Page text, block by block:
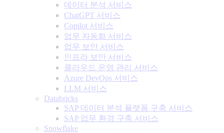
데이터 분석 서비스
ChatGPT 서비스
Copilot 서비스
업무 자동화 서비스
업무 보안 서비스
인프라 보안 서비스
클라우드 운영 관리 서비스
Azure DevOps 서비스
LLM 서비스
Databricks
SAP 데이터 분석 플랫폼 구축 서비스
SAP 업무 환경 구축 서비스
Snowflake